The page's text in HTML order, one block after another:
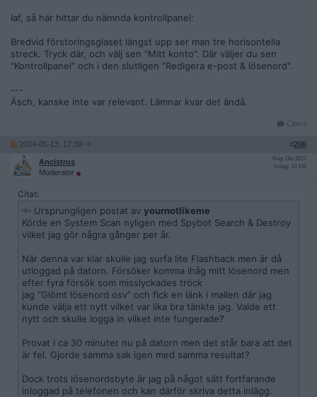
Iaf, så här hittar du nämnda kontrollpanel:
Bredvid förstoringsglaset längst upp ser man tre horisontella
streck. Tryck där, och välj sen "Mitt konto". Där väljer du sen
"Kontrollpanel" och i den slutligen "Redigera e-post & lösenord".
---
Äsch, kanske inte var relevant. Lämnar kvar det ändå.
Citera
2024-05-13, 17:39 #206
Ancistrus
Moderator
Reg: Okt 2017
Inlägg: 10 146
Citat:
Ursprungligen postat av yournotlikeme
Körde en System Scan nyligen med Spybot Search & Destroy
vilket jag gör några gånger per år.
När denna var klar skulle jag surfa lite Flashback men är då
utloggad på datorn. Försöker komma ihåg mitt lösenord men
efter fyra försök som misslyckades tröck
jag ”Glömt lösenord osv” och fick en länk i mallen där jag
kunde välja ett nytt vilket var lika bra tänkte jag. Valde ett
nytt och skulle logga in vilket inte fungerade?
Provat i ca 30 minuter nu på datorn men det står bara att det
är fel. Gjorde samma sak igen med samma resultat?
Dock trots lösenordsbyte är jag på något sätt fortfarande
inloggad på telefonen och kan därför skriva detta inlägg.